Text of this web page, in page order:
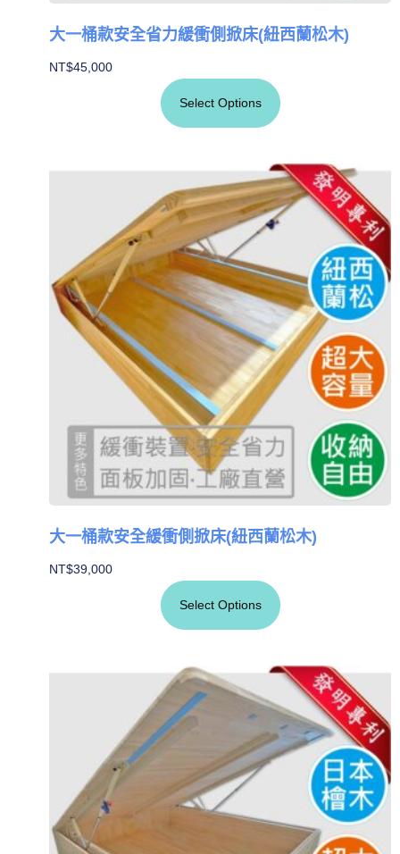
大一桶款安全省力緩衝側掀床(紐西蘭松木)
NT$45,000
Select Options
大一桶款安全緩衝側掀床(紐西蘭松木)
NT$39,000
Select Options